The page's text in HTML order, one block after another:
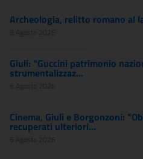
Archeologia, relitto romano al
8 Agosto 2026
Giuli: "Guccini patrimonio
strumentalizzaz...
6 Agosto 2026
Cinema, Giuli e Borgonzoni:
recuperati ulteriori...
6 Agosto 2026